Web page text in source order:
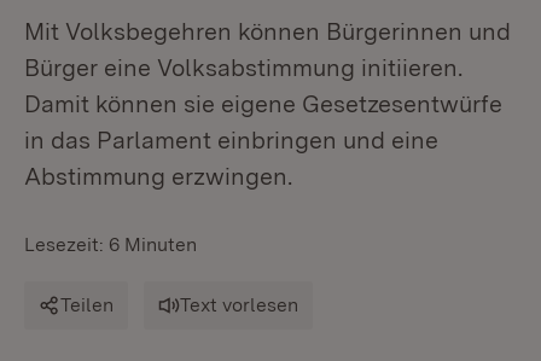
Mit Volksbegehren können Bürgerinnen und
Bürger eine Volksabstimmung initiieren.
Damit können sie eigene Gesetzesentwürfe
in das Parlament einbringen und eine
Abstimmung erzwingen.
Lesezeit: 6 Minuten
Teilen Text vorlesen